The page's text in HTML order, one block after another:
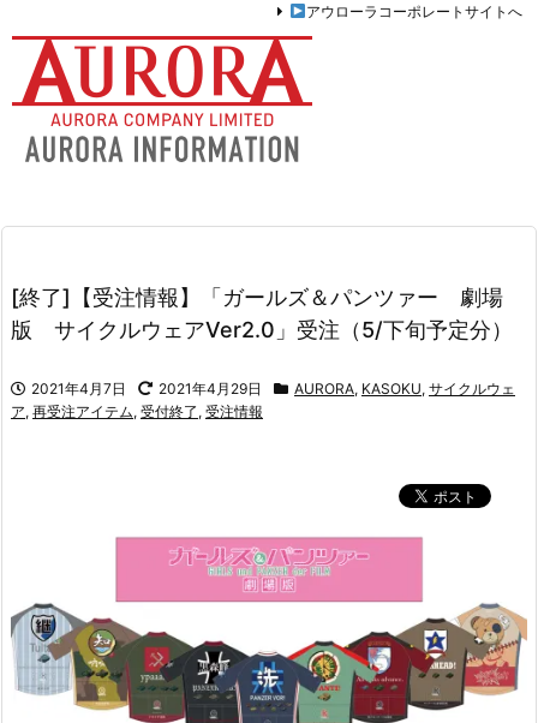
アウローラコーポレートサイトへ
[終了]【受注情報】「ガールズ＆パンツァー 劇場
版 サイクルウェアVer2.0」受注（5/下旬予定分）
2021年4月7日 2021年4月29日 AURORA, KASOKU, サイクルウェ
ア, 再受注アイテム, 受付終了 , 受注情報